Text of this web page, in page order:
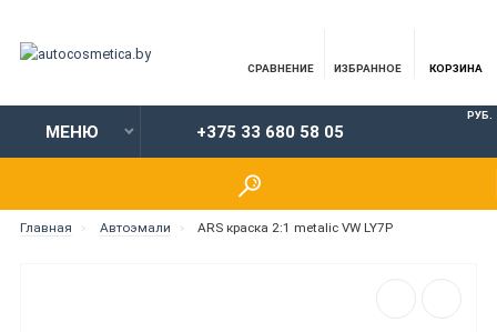
СРАВНЕНИЕ ИЗБРАННОЕ КОРЗИНА
МЕНЮ +375 33 680 58 05
РУБ.
Главная Автоэмали ARS краска 2:1 metalic VW LY7P